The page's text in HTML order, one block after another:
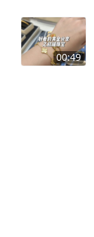
00:49